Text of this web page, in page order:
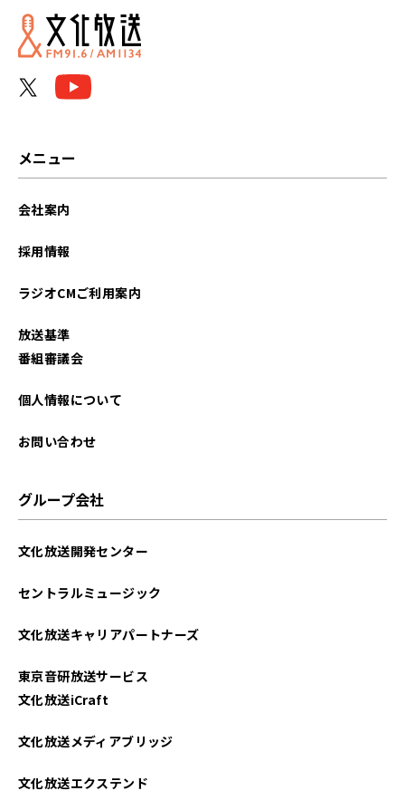
メニュー
会社案内
採用情報
ラジオCMご利用案内
放送基準
番組審議会
個人情報について
お問い合わせ
グループ会社
文化放送開発センター
セントラルミュージック
文化放送キャリアパートナーズ
東京音研放送サービス
文化放送iCraft
文化放送メディアブリッジ
文化放送エクステンド